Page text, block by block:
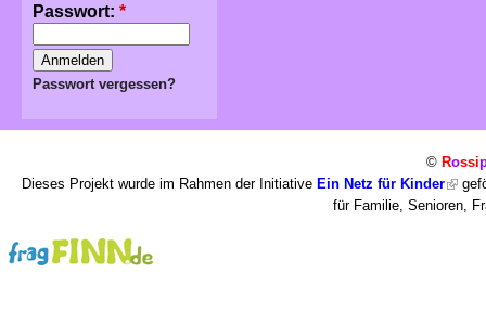
Passwort: *
Passwort vergessen?
© Rossi
Dieses Projekt wurde im Rahmen der Initiative Ein Netz für Kinder
für Familie, Senioren,